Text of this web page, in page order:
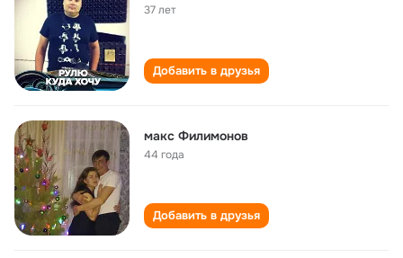
37 лет
Добавить в друзья
макс Филимонов
44 года
Добавить в друзья